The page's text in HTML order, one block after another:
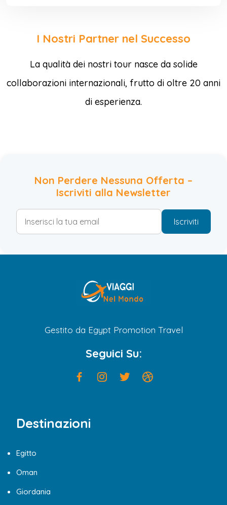
I Nostri Partner nel Successo
La qualità dei nostri tour nasce da solide
collaborazioni internazionali, frutto di oltre 20 anni
di esperienza.
Non Perdere Nessuna Offerta –
Iscriviti alla Newsletter
Iscriviti
Gestito da Egypt Promotion Travel
Seguici Su:
Destinazioni
Egitto
Oman
Giordania